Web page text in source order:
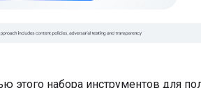
этого набора инструментов для